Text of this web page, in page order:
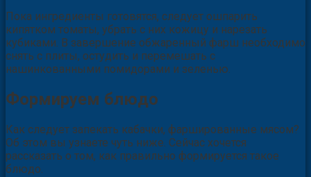
Пока ингредиенты готовятся, следует ошпарить
кипятком томаты, убрать с них кожицу и нарезать
кубиками. В завершение обжаренный фарш необходимо
снять с плиты, остудить и перемешать с
нашинкованными помидорами и зеленью.
Формируем блюдо
Как следует запекать кабачки, фаршированные мясом?
Об этом вы узнаете чуть ниже. Сейчас хочется
рассказать о том, как правильно формируется такое
блюдо.